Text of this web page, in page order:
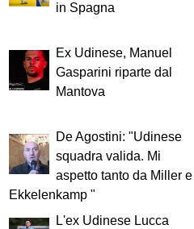
in Spagna
Ex Udinese, Manuel
Gasparini riparte dal
Mantova
De Agostini: "Udinese
squadra valida. Mi
aspetto tanto da Miller e
Ekkelenkamp "
L'ex Udinese Lucca